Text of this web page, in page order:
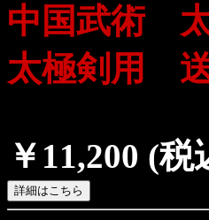
中国武術
太極剣用 送
￥11,200 (税